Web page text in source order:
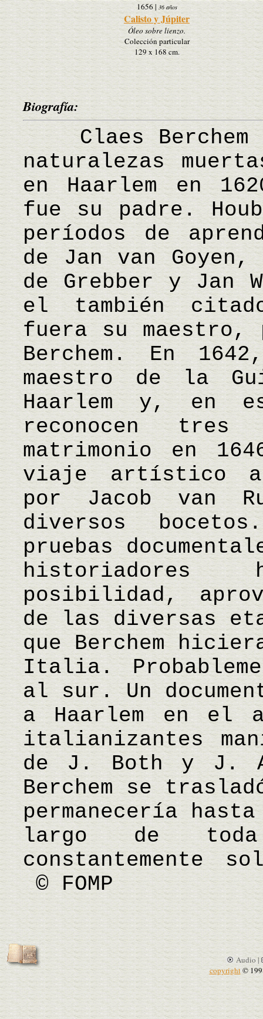
1656 | 36 años
Calisto y Júpiter
Óleo sobre lienzo.
Colección particular
129 x 168 cm.
Biografía:
Claes Berchem
naturalezas
en Haarlem en
fue su padre.
períodos de
de Jan van
de Grebber y Jan
el también
fuera su maestro,
Berchem. En
maestro de la
Haarlem y, en
reconocen tres
matrimonio en
viaje artístico a
por Jacob van
diversos
pruebas
historiadores
posibilidad,
de las diversas
que Berchem
Italia.
al sur. Un
a Haarlem en el
italianizantes
de J. Both y J.
Berchem se
permanecería
largo de
constantemente
© FOMP
Audio |
copyright©